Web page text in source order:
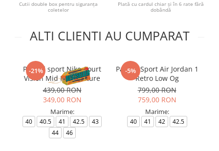
Cutii double box pentru siguranța
coletelor
Plată cu cardul chiar și în 6 rate fără
dobândă
ALTI CLIENTI AU CUMPARAT
-21%
Pantofi sport Nike Court
Vision Mid Next Nature
439,00 RON
349,00 RON
Marime:
40 40.5 41 42.5
43
44
46
-5%
Pantofi Sport Air Jordan 1
Retro Low Og
799,00 RON
759,00 RON
Marime:
40 41 42 42.5